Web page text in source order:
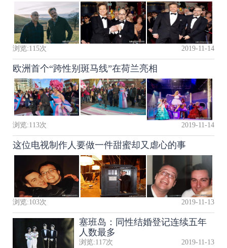
浏览:115次 2019-11-14
欧洲首个“跨性别斑马线”在荷兰亮相
浏览:113次 2019-11-14
这位电视制作人要做一件甜蜜却又虐心的事
浏览:103次 2019-11-13
塞班岛：同性结婚登记连续五年
人数最多
浏览:117次 2019-11-13